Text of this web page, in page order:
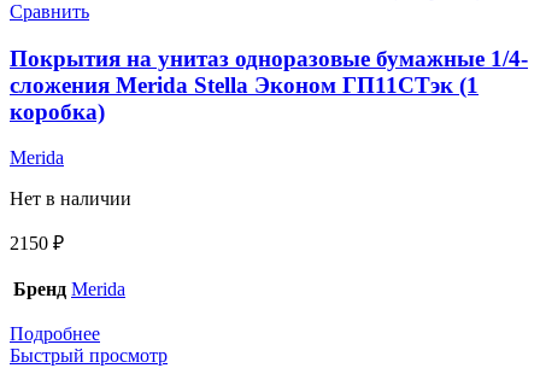
Сравнить
Покрытия на унитаз одноразовые бумажные 1/4-
сложения Merida Stella Эконом ГП11СТэк (1
коробка)
Merida
Нет в наличии
2150 ₽
Бренд Merida
Подробнее
Быстрый просмотр